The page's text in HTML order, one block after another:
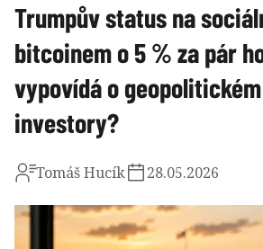
Trumpův status na
bitcoinem o 5 % za pár
vypovídá o
investory?
Tomáš Hucík 28.05.2026